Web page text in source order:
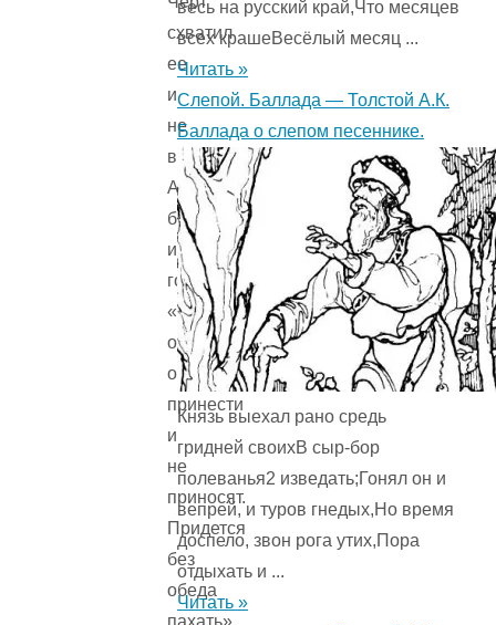
схватил
ее
и
не
выпускает.
А
братья
и
говорят:
«Вот,
обещали
обед
принести
и
не
приносят.
Придется
без
обеда
пахать».
весь на русский край,Что месяцев
всех крашеВесёлый месяц ...
Читать »
Слепой. Баллада — Толстой А.К.
Баллада о слепом песеннике.
Князь выехал рано средь
гридней своихВ сыр-бор
полеванья2 изведать;Гонял он и
вепрей, и туров гнедых,Но время
доспело, звон рога утих,Пора
отдыхать и ...
Читать »